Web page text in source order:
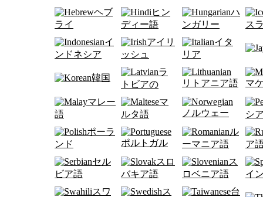
ヘブ
ライ
ヒン
ディー語
ハ
ンガリー
ス
イ
ンドネシア
アイリ
ッシュ
イタ
リア
韓国
ラ
トビアの
リトアニア語
マ
マレー
語
マ
ルタ語
ノルウェー
シ
ポーラ
ンド
ポルトガル
ル
ーマニア語
ア
セル
ビア語
スロ
バキア語
ス
ロベニア語
イ
スワ
ス
台